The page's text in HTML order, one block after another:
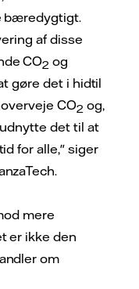
bæredygtigt.
af disse
CO2 og
gøre det i hidtil
CO2 og,
det til at
for alle," siger
mere
er ikke den
om